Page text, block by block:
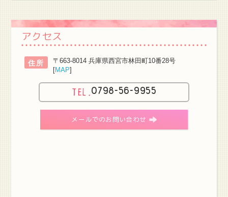
アクセス
住所
〒663-8014 兵庫県西宮市林田町10番28号
[MAP]
0798-56-9955
メールでのお問い合わせ